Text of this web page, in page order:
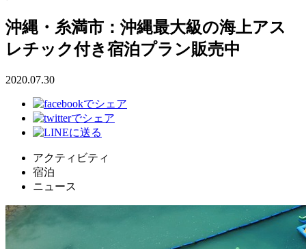
沖縄・糸満市：沖縄最大級の海上アス
レチック付き宿泊プラン販売中
2020.07.30
アクティビティ
宿泊
ニュース